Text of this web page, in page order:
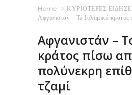
Home
ΚΥΡΙΟΤΕΡΕΣ
Αφγανιστάν – Το Ισλαμικό κράτος
Αφγανιστάν –
κράτος πίσω
πολύνεκρη
τζαμί